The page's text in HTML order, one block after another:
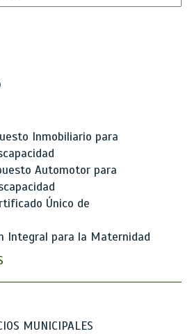
Inmobiliario para
Automotor para
Único de
Integral para la Maternidad
MUNICIPALES